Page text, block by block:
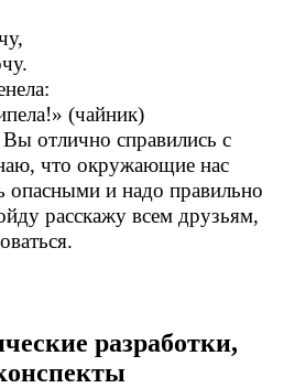
(чайник)
отлично справились с
что окружающие нас
опасными и надо правильно
расскажу всем друзьям,
разработки,